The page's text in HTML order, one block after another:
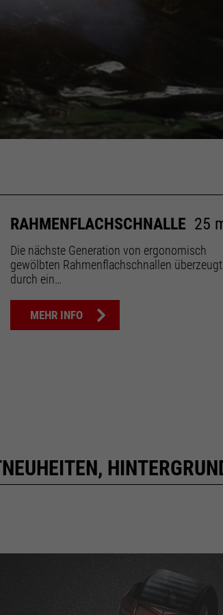
RAHMENFLACHSCHNALLE 25
Die nächste Generation von ergonomisch
gewölbten Rahmenflachschnallen überzeugt
durch ein…
MEHR INFO